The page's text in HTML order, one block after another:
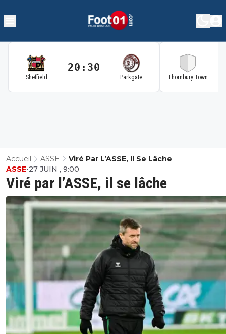
Sheffield
20:30
Parkgate Thornbury Town
Accueil ASSE Viré Par L’ASSE, Il Se Lâche
Viré par l’ASSE, il se lâche
ASSE•27 JUIN , 9:00